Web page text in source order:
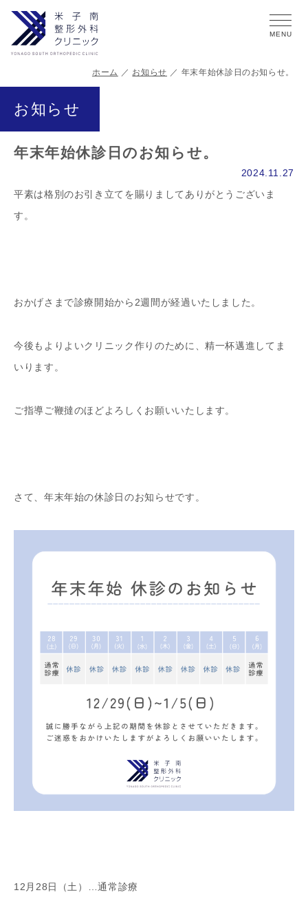
ホーム お知らせ 年末年始休診日のお知らせ。
お知らせ
年末年始休診日のお知らせ。
2024.11.27
平素は格別のお引き立てを賜りましてありがとうございま
す。
おかげさまで診療開始から2週間が経過いたしました。
今後もよりよいクリニック作りのために、精一杯邁進してま
いります。
ご指導ご鞭撻のほどよろしくお願いいたします。
さて、年末年始の休診日のお知らせです。
12月28日（土）…通常診療